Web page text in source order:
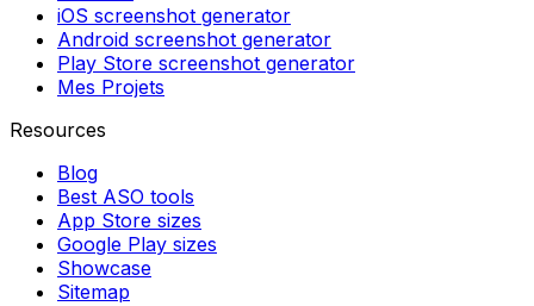
iOS screenshot generator
Android screenshot generator
Play Store screenshot generator
Mes Projets
Resources
Blog
Best ASO tools
App Store sizes
Google Play sizes
Showcase
Sitemap